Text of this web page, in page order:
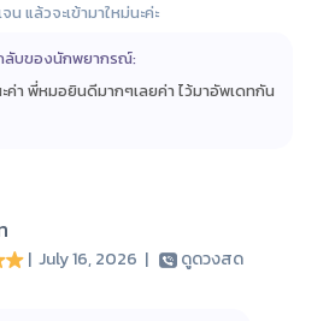
น แล้วจะเข้ามาใหม่นะค่ะ
ลับของนักพยากรณ์:
า พี่หมอยินดีมากๆเลยค่า ไว้มาอัพเดทกัน
| July 16, 2026 | ดูดวงสด